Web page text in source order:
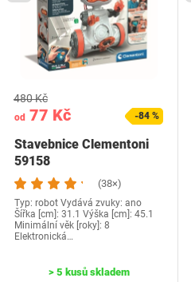
od 77 Kč
480 Kč
-84 %
Stavebnice Clementoni
59158
(38×)
Typ: robot Vydává zvuky: ano
Šířka [cm]: 31.1 Výška [cm]: 45.1
Minimální věk [roky]: 8
Elektronická…
> 5 kusů skladem